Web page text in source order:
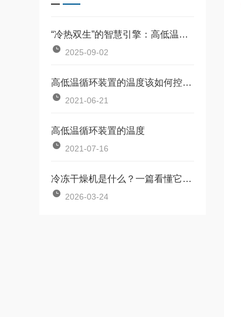
“冷热双生”的智慧引擎：高低温循环装置的科技之舞
2025-09-02
高低温循环装置的温度该如何控制？
2021-06-21
高低温循环装置的温度
2021-07-16
冷冻干燥机是什么？一篇看懂它的工作原理
2026-03-24